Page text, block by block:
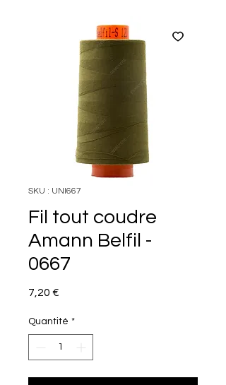
SKU : UNI667
Fil tout coudre
Amann Belfil -
0667
7,20 €
Quantité *